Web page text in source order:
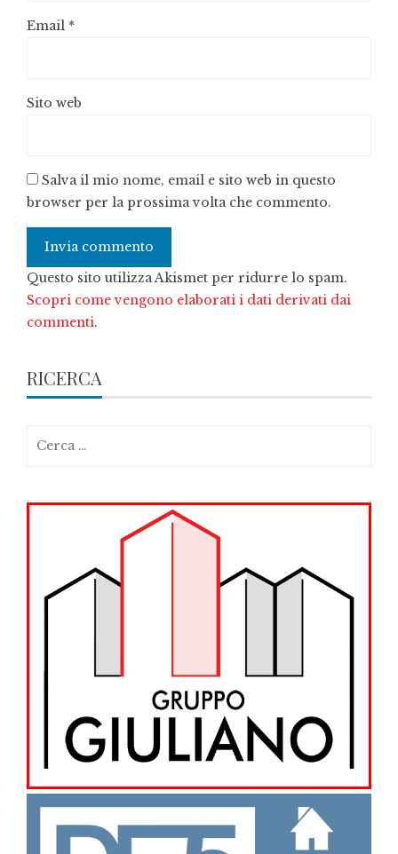
Email *
Sito web
Salva il mio nome, email e sito web in questo
browser per la prossima volta che commento.
Questo sito utilizza Akismet per ridurre lo spam.
Scopri come vengono elaborati i dati derivati dai
commenti.
RICERCA